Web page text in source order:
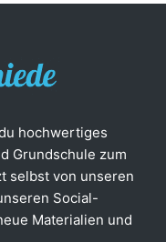
hochwertiges
Grundschule zum
selbst von unseren
Social-
Materialien und